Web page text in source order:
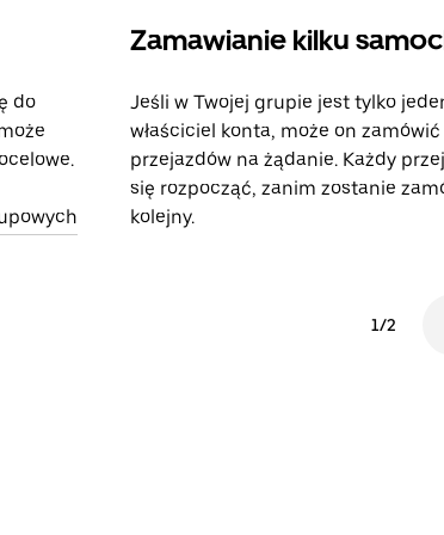
do
Zamawianie kilku
Jeśli w Twojej grupie jest tylko
właściciel konta, może on zamówić
przejazdów na żądanie. Każdy
się rozpocząć, zanim zostanie
kolejny.
1/2